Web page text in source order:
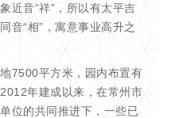
近音“祥”，所以有太平吉
音“相”，寓意事业高升之
7500平方米，园内布置有
年建成以来，在常州市
位的共同推进下，一些已